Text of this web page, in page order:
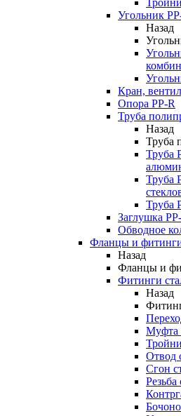
Угольник
Назад
Кран,
Опора PP-R
Труба
Назад
Труба
Труба
Труба
Труба
Заглушка
Обводное
Фланцы и
Назад
Фланцы и
Фитинги
Назад
Муфта
Отвод
Сгон
Резьба